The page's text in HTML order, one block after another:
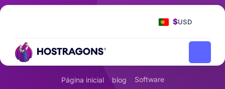
$USD
Página inicial blog Software